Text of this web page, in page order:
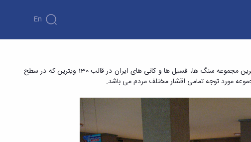
En
بی گمان در این بخش، بیش از هزاران نمونه از گرانبهاترین مجموعه سنگ ها، فسیل ها و کانی های ایران در قالب 130 ویترین که در سطح
مورد توجه تمامی اقشار مختلف مردم می باشد.